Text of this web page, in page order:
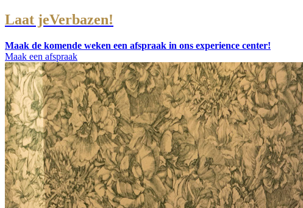
Laat jeVerbazen!
Maak de komende weken een afspraak in ons experience center!
Maak een afspraak